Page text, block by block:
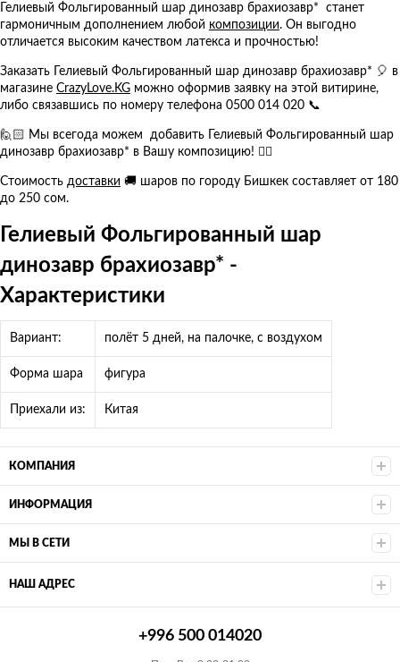
Гелиевый Фольгированный шар динозавр брахиозавр* станет
гармоничным дополнением любой композиции. Он выгодно
отличается высоким качеством латекса и прочностью!
Заказать Гелиевый Фольгированный шар динозавр брахиозавр* 🎈 в
магазине CrazyLove.KG можно оформив заявку на этой витирине,
либо связавшись по номеру телефона 0500 014 020 📞
🙋🏻 Мы всегода можем добавить Гелиевый Фольгированный шар
динозавр брахиозавр* в Вашу композицию! 👍🏻
Стоимость доставки 🚚 шаров по городу Бишкек составляет от 180
до 250 сом.
Гелиевый Фольгированный шар
динозавр брахиозавр* -
Характеристики
Вариант: полёт 5 дней, на палочке, с воздухом
Форма шара фигура
Приехали из: Китая
КОМПАНИЯ
ИНФОРМАЦИЯ
МЫ В СЕТИ
НАШ АДРЕС
+996 500 014020